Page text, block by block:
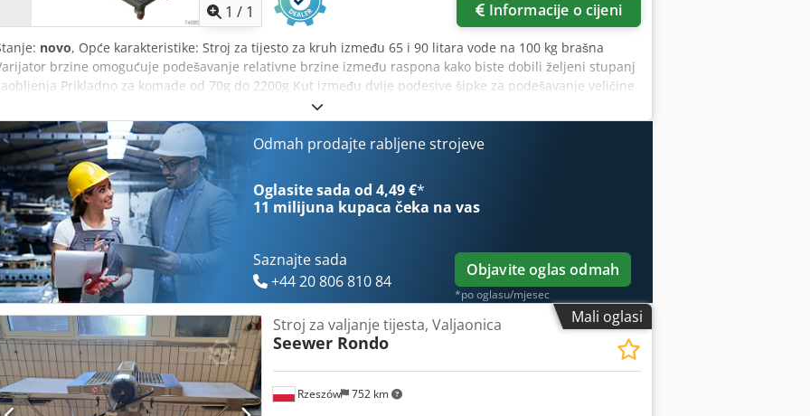
1 / 1 Informacije o cijeni
novo, Opće karakteristike: Stroj za tijesto za kruh između 65 i 90 litara vode na 100 kg brašna
brzine omogućuje podešavanje relativne brzine između raspona kako biste dobili željeni stupanj
Prikladno za komade od 70g do 2200g Kut između dvije podesive šipke za podešavanje veličine
dijelova koje treba zaokružiti Zdjela za brašno Podesiva po visini Rotirajući kotači za jednostavno kretanje
raditi s komadima tijesta do 1400g Podesivo vrijeme zaokruživanja kontrolira brzinu jednog od
Noge podesive po visini Kut između dviju traka može se podesiti pomoću točke Dcodpfeuuc U Rjx
Opciono se može ugraditi prskalica za brašno Tehničke karakteristike: Duljina trake: duga 2m Snaga:
kW Napon: 380V 3N PE Težina: 320 kg
Odmah prodajte rabljene strojeve
Oglasite sada od 4,49 €*
11 milijuna kupaca čeka na vas
Saznajte sada
+44 20 806 810 84
Objavite oglas odmah
*po oglasu/mjesec
Mali oglasi
Rzeszów 752 km
Stroj za valjanje tijesta, Valjaonica
Seewer Rondo